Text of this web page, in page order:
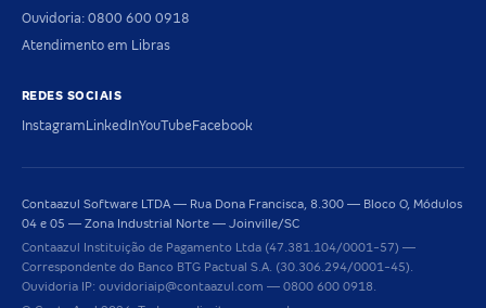
Ouvidoria: 0800 600 0918
Atendimento em Libras
REDES SOCIAIS
InstagramLinkedInYouTubeFacebook
Contaazul Software LTDA — Rua Dona Francisca, 8.300 — Bloco O, Módulos
04 e 05 — Zona Industrial Norte — Joinville/SC
Contaazul Instituição de Pagamento Ltda (47.381.104/0001-57) —
Correspondente do Banco BTG Pactual S.A. (30.306.294/0001-45).
Ouvidoria IP: ouvidoriaip@contaazul.com — 0800 600 0918.